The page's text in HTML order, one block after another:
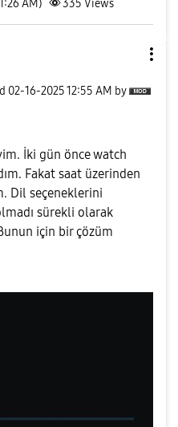
AM) 335 Views
‎02-16-202512:55 AM by
İki gün önce watch
Fakat saat üzerinden
Dil seçeneklerini
sürekli olarak
için bir çözüm